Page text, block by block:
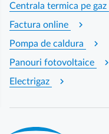
Centrala termica pe gaz
Factura online chevron_right
Pompa de caldura chevron_right
Panouri fotovoltaice chevron_right
Electrigaz chevron_right